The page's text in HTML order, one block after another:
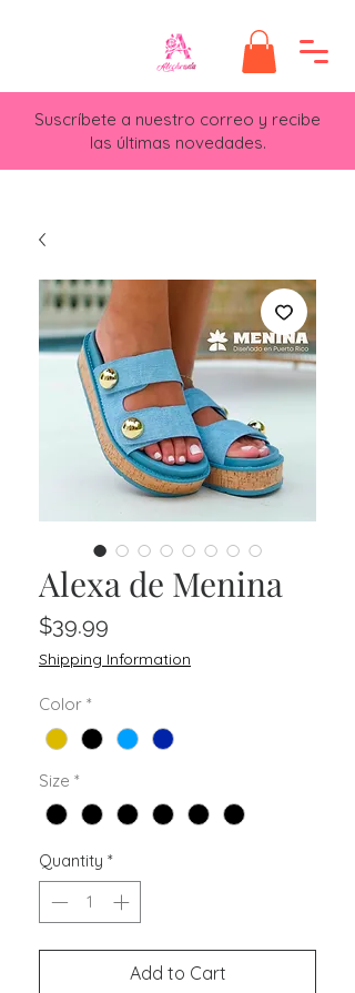
Suscríbete a nuestro correo y recibe
las últimas novedades.​
Alexa de Menina
$39.99
Shipping Information
Color *
Size *
Quantity *
Add to Cart